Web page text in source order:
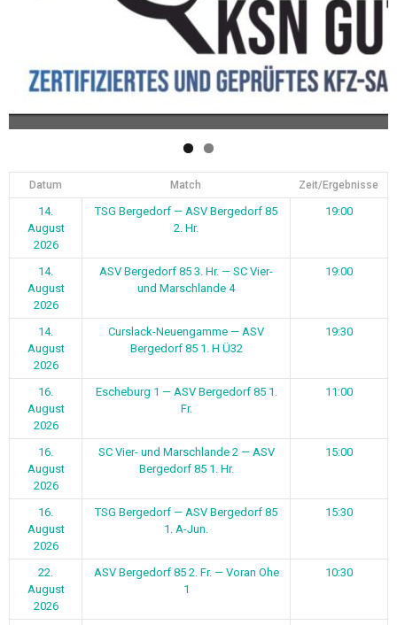
Datum Match Zeit/Ergebnisse
14.
August
2026
TSG Bergedorf — ASV Bergedorf 85
2. Hr.
19:00
14.
August
2026
ASV Bergedorf 85 3. Hr. — SC Vier-
und Marschlande 4
19:00
14.
August
2026
Curslack-Neuengamme — ASV
Bergedorf 85 1. H Ü32
19:30
16.
August
2026
Escheburg 1 — ASV Bergedorf 85 1.
Fr.
11:00
16.
August
2026
SC Vier- und Marschlande 2 — ASV
Bergedorf 85 1. Hr.
15:00
16.
August
2026
TSG Bergedorf — ASV Bergedorf 85
1. A-Jun.
15:30
22.
August
2026
ASV Bergedorf 85 2. Fr. — Voran Ohe
1
10:30